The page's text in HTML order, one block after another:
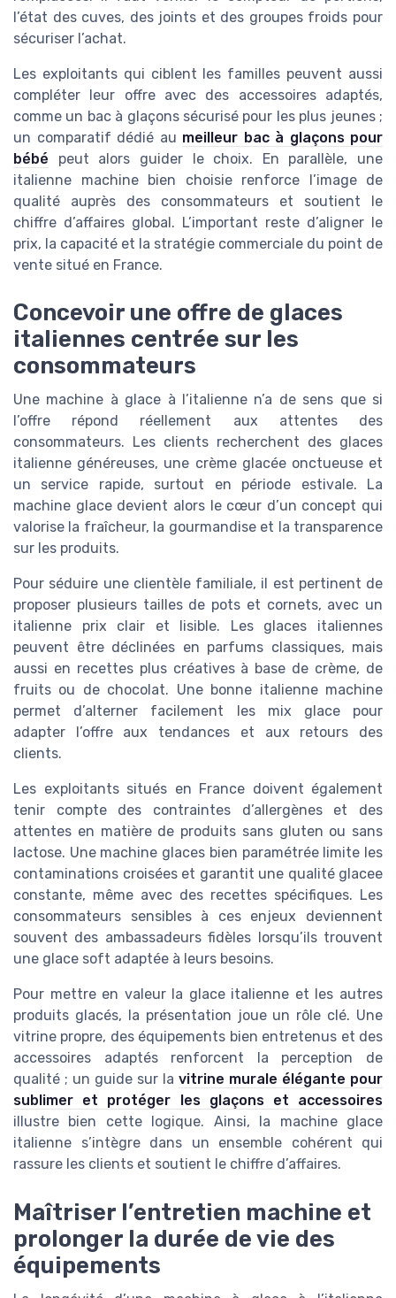
l’état des cuves, des joints et des groupes froids pour
sécuriser l’achat.
Les exploitants qui ciblent les familles peuvent aussi
compléter leur offre avec des accessoires adaptés,
comme un bac à glaçons sécurisé pour les plus jeunes ;
un comparatif dédié au meilleur bac à glaçons pour
bébé peut alors guider le choix. En parallèle, une
italienne machine bien choisie renforce l’image de
qualité auprès des consommateurs et soutient le
chiffre d’affaires global. L’important reste d’aligner le
prix, la capacité et la stratégie commerciale du point de
vente situé en France.
Concevoir une offre de glaces
italiennes centrée sur les
consommateurs
Une machine à glace à l’italienne n’a de sens que si
l’offre répond réellement aux attentes des
consommateurs. Les clients recherchent des glaces
italienne généreuses, une crème glacée onctueuse et
un service rapide, surtout en période estivale. La
machine glace devient alors le cœur d’un concept qui
valorise la fraîcheur, la gourmandise et la transparence
sur les produits.
Pour séduire une clientèle familiale, il est pertinent de
proposer plusieurs tailles de pots et cornets, avec un
italienne prix clair et lisible. Les glaces italiennes
peuvent être déclinées en parfums classiques, mais
aussi en recettes plus créatives à base de crème, de
fruits ou de chocolat. Une bonne italienne machine
permet d’alterner facilement les mix glace pour
adapter l’offre aux tendances et aux retours des
clients.
Les exploitants situés en France doivent également
tenir compte des contraintes d’allergènes et des
attentes en matière de produits sans gluten ou sans
lactose. Une machine glaces bien paramétrée limite les
contaminations croisées et garantit une qualité glacee
constante, même avec des recettes spécifiques. Les
consommateurs sensibles à ces enjeux deviennent
souvent des ambassadeurs fidèles lorsqu’ils trouvent
une glace soft adaptée à leurs besoins.
Pour mettre en valeur la glace italienne et les autres
produits glacés, la présentation joue un rôle clé. Une
vitrine propre, des équipements bien entretenus et des
accessoires adaptés renforcent la perception de
qualité ; un guide sur la vitrine murale élégante pour
sublimer et protéger les glaçons et accessoires
illustre bien cette logique. Ainsi, la machine glace
italienne s’intègre dans un ensemble cohérent qui
rassure les clients et soutient le chiffre d’affaires.
Maîtriser l’entretien machine et
prolonger la durée de vie des
équipements